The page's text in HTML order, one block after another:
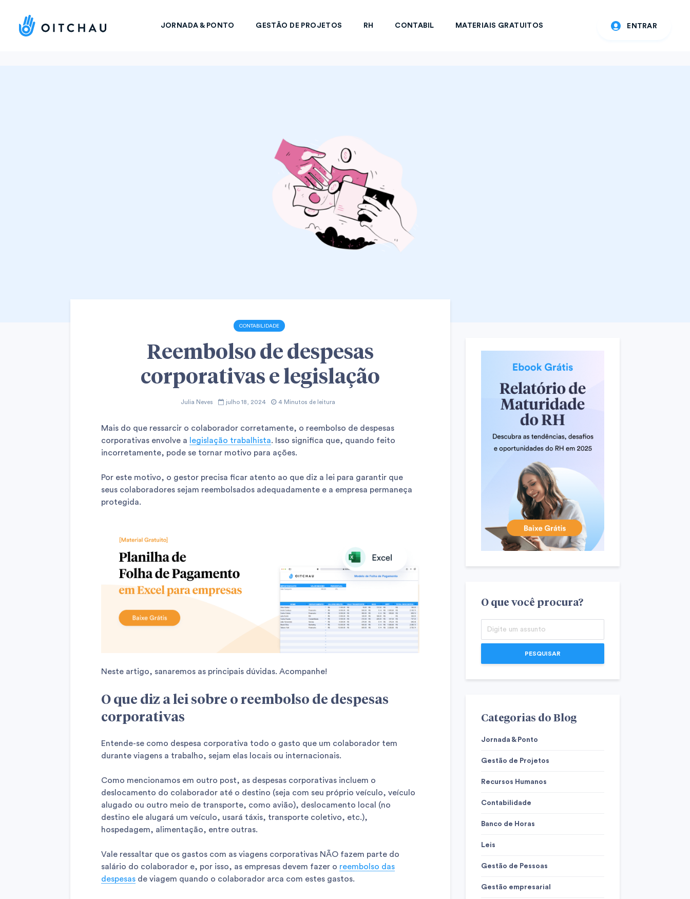
JORNADA & PONTO GESTÃO DE PROJETOS RH CONTABIL MATERIAIS GRATUITOS ENTRAR
CONTABILIDADE
Reembolso de despesas
corporativas e legislação
Julia Neves julho 18, 2024 4 Minutos de leitura
Mais do que ressarcir o colaborador corretamente, o reembolso de despesas
corporativas envolve a
legislação trabalhista. Isso significa que, quando feito
incorretamente, pode se tornar motivo para ações.
Por este motivo, o gestor precisa ficar atento ao que diz a lei para garantir que
seus colaboradores sejam reembolsados adequadamente e a empresa permaneça
protegida.
Neste artigo, sanaremos as principais dúvidas. Acompanhe!
O que diz a lei sobre o reembolso de despesas
corporativas
Entende-se como despesa corporativa todo o gasto que um colaborador tem
durante viagens a trabalho, sejam elas locais ou internacionais.
Como mencionamos em outro post, as despesas corporativas incluem o
deslocamento do colaborador até o destino (seja com seu próprio veículo, veículo
alugado ou outro meio de transporte, como avião), deslocamento local (no
destino ele alugará um veículo, usará táxis, transporte coletivo, etc.),
hospedagem, alimentação, entre outras.
Vale ressaltar que os gastos com as viagens corporativas NÃO fazem parte do
salário do colaborador e, por isso, as empresas devem fazer o reembolso das
despesas de viagem quando o colaborador arca com estes gastos.
O que você procura?
PESQUISAR
Categorias do Blog
Jornada & Ponto
Gestão de Projetos
Recursos Humanos
Contabilidade
Banco de Horas
Leis
Gestão de Pessoas
Gestão empresarial